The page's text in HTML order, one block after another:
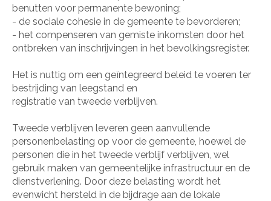
benutten voor permanente bewoning;
- de sociale cohesie in de gemeente te bevorderen;
- het compenseren van gemiste inkomsten door het
ontbreken van inschrijvingen in het bevolkingsregister.
Het is nuttig om een geïntegreerd beleid te voeren ter
bestrijding van leegstand en
registratie van tweede verblijven.
Tweede verblijven leveren geen aanvullende
personenbelasting op voor de gemeente, hoewel de
personen die in het tweede verblijf verblijven, wel
gebruik maken van gemeentelijke infrastructuur en de
dienstverlening. Door deze belasting wordt het
evenwicht hersteld in de bijdrage aan de lokale